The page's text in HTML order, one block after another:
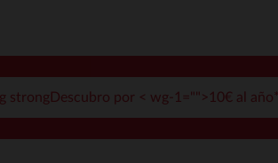
strongDescubro por < wg-1="">10€ al año*